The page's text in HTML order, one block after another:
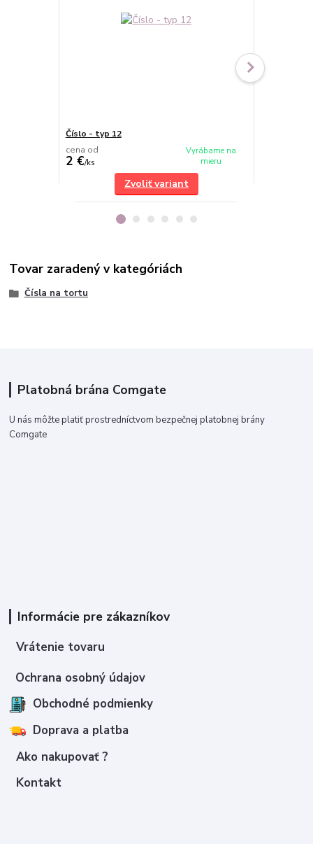
Číslo - typ 12
cena od
2 €/ks
Vyrábame na
mieru
Zvoliť variant
Tovar zaradený v kategóriách
Čísla na tortu
Platobná brána Comgate
U nás môžte platiť prostredníctvom bezpečnej platobnej brány
Comgate
Informácie pre zákazníkov
Vrátenie tovaru
Ochrana osobný údajov
Obchodné podmienky
Doprava a platba
Ako nakupovať ?
Kontakt